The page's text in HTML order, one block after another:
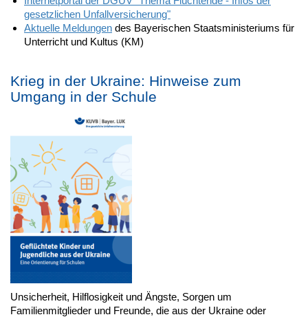
gesetzlichen Unfallversicherung"
Aktuelle Meldungen des Bayerischen Staatsministeriums für
Unterricht und Kultus (KM)
Krieg in der Ukraine: Hinweise zum
Umgang in der Schule
Unsicherheit, Hilflosigkeit und Ängste, Sorgen um
Familienmitglieder und Freunde, die aus der Ukraine oder